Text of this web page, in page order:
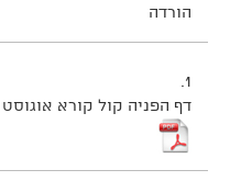
הורדה
1.
דף הפניה קול קורא אוגוסט 2025